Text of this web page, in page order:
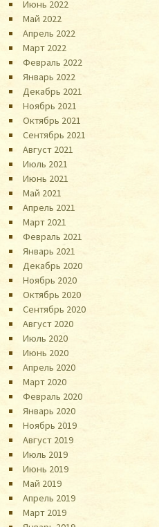
Июнь 2022
Май 2022
Апрель 2022
Март 2022
Февраль 2022
Январь 2022
Декабрь 2021
Ноябрь 2021
Октябрь 2021
Сентябрь 2021
Август 2021
Июль 2021
Июнь 2021
Май 2021
Апрель 2021
Март 2021
Февраль 2021
Январь 2021
Декабрь 2020
Ноябрь 2020
Октябрь 2020
Сентябрь 2020
Август 2020
Июль 2020
Июнь 2020
Апрель 2020
Март 2020
Февраль 2020
Январь 2020
Ноябрь 2019
Август 2019
Июль 2019
Июнь 2019
Май 2019
Апрель 2019
Март 2019